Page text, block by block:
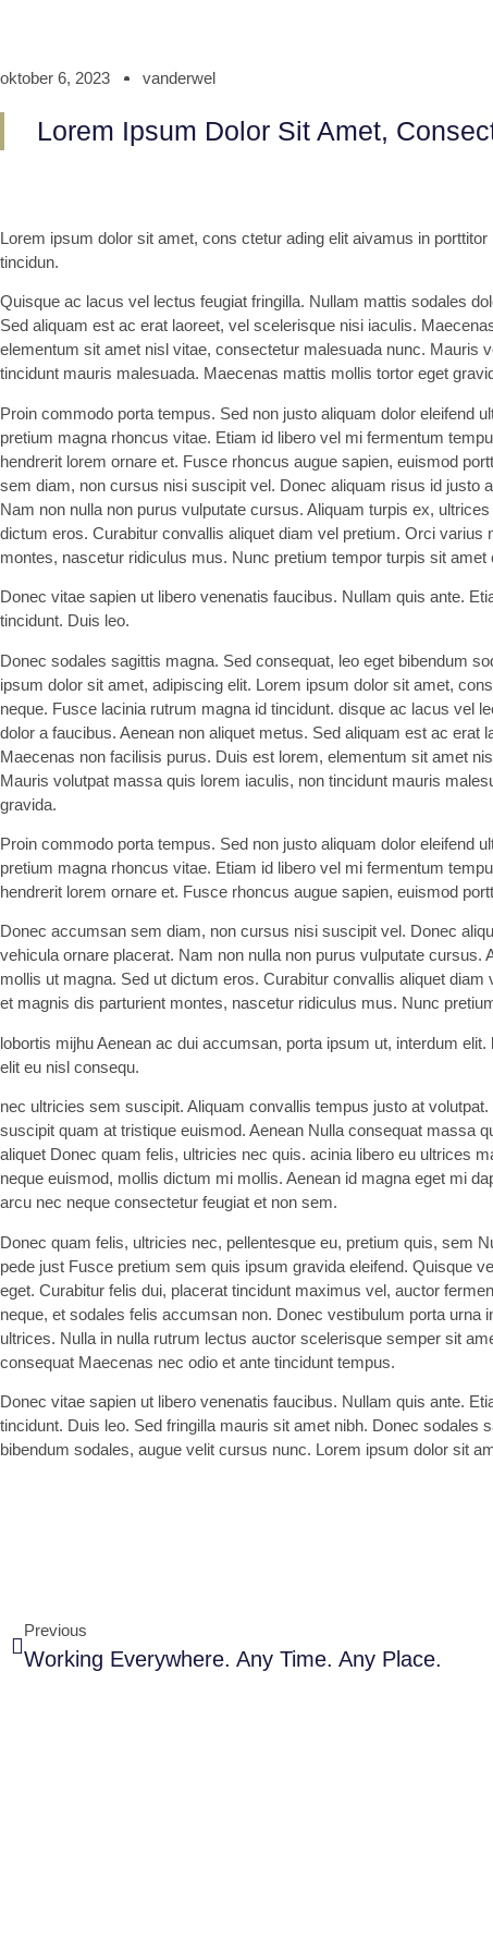
oktober 6, 2023 vanderwel
Lorem Ipsum Dolor Sit Amet,
Lorem ipsum dolor sit amet, cons ctetur ading elit aivamus in
tincidun.
Quisque ac lacus vel lectus feugiat fringilla. Nullam mattis sodales
Sed aliquam est ac erat laoreet, vel scelerisque nisi iaculis.
elementum sit amet nisl vitae, consectetur malesuada nunc. Mauris
tincidunt mauris malesuada. Maecenas mattis mollis tortor eget
Proin commodo porta tempus. Sed non justo aliquam dolor eleifend
pretium magna rhoncus vitae. Etiam id libero vel mi fermentum
hendrerit lorem ornare et. Fusce rhoncus augue sapien, euismod
sem diam, non cursus nisi suscipit vel. Donec aliquam risus id justo
Nam non nulla non purus vulputate cursus. Aliquam turpis ex,
dictum eros. Curabitur convallis aliquet diam vel pretium. Orci varius
montes, nascetur ridiculus mus. Nunc pretium tempor turpis sit amet
Donec vitae sapien ut libero venenatis faucibus. Nullam quis ante.
tincidunt. Duis leo.
Donec sodales sagittis magna. Sed consequat, leo eget bibendum
ipsum dolor sit amet, adipiscing elit. Lorem ipsum dolor sit amet,
neque. Fusce lacinia rutrum magna id tincidunt. disque ac lacus vel
dolor a faucibus. Aenean non aliquet metus. Sed aliquam est ac erat
Maecenas non facilisis purus. Duis est lorem, elementum sit amet
Mauris volutpat massa quis lorem iaculis, non tincidunt mauris
gravida.
Proin commodo porta tempus. Sed non justo aliquam dolor eleifend
pretium magna rhoncus vitae. Etiam id libero vel mi fermentum
hendrerit lorem ornare et. Fusce rhoncus augue sapien, euismod
Donec accumsan sem diam, non cursus nisi suscipit vel. Donec
vehicula ornare placerat. Nam non nulla non purus vulputate cursus.
mollis ut magna. Sed ut dictum eros. Curabitur convallis aliquet
et magnis dis parturient montes, nascetur ridiculus mus. Nunc
lobortis mijhu Aenean ac dui accumsan, porta ipsum ut, interdum
elit eu nisl consequ.
nec ultricies sem suscipit. Aliquam convallis tempus justo at
suscipit quam at tristique euismod. Aenean Nulla consequat massa
aliquet Donec quam felis, ultricies nec quis. acinia libero eu ultrices
neque euismod, mollis dictum mi mollis. Aenean id magna eget mi
arcu nec neque consectetur feugiat et non sem.
Donec quam felis, ultricies nec, pellentesque eu, pretium quis, sem
pede just Fusce pretium sem quis ipsum gravida eleifend. Quisque
eget. Curabitur felis dui, placerat tincidunt maximus vel, auctor
neque, et sodales felis accumsan non. Donec vestibulum porta urna
ultrices. Nulla in nulla rutrum lectus auctor scelerisque semper sit
consequat Maecenas nec odio et ante tincidunt tempus.
Donec vitae sapien ut libero venenatis faucibus. Nullam quis ante.
tincidunt. Duis leo. Sed fringilla mauris sit amet nibh. Donec sodales
bibendum sodales, augue velit cursus nunc. Lorem ipsum dolor sit
Previous
Working Everywhere. Any Time. Any Place.